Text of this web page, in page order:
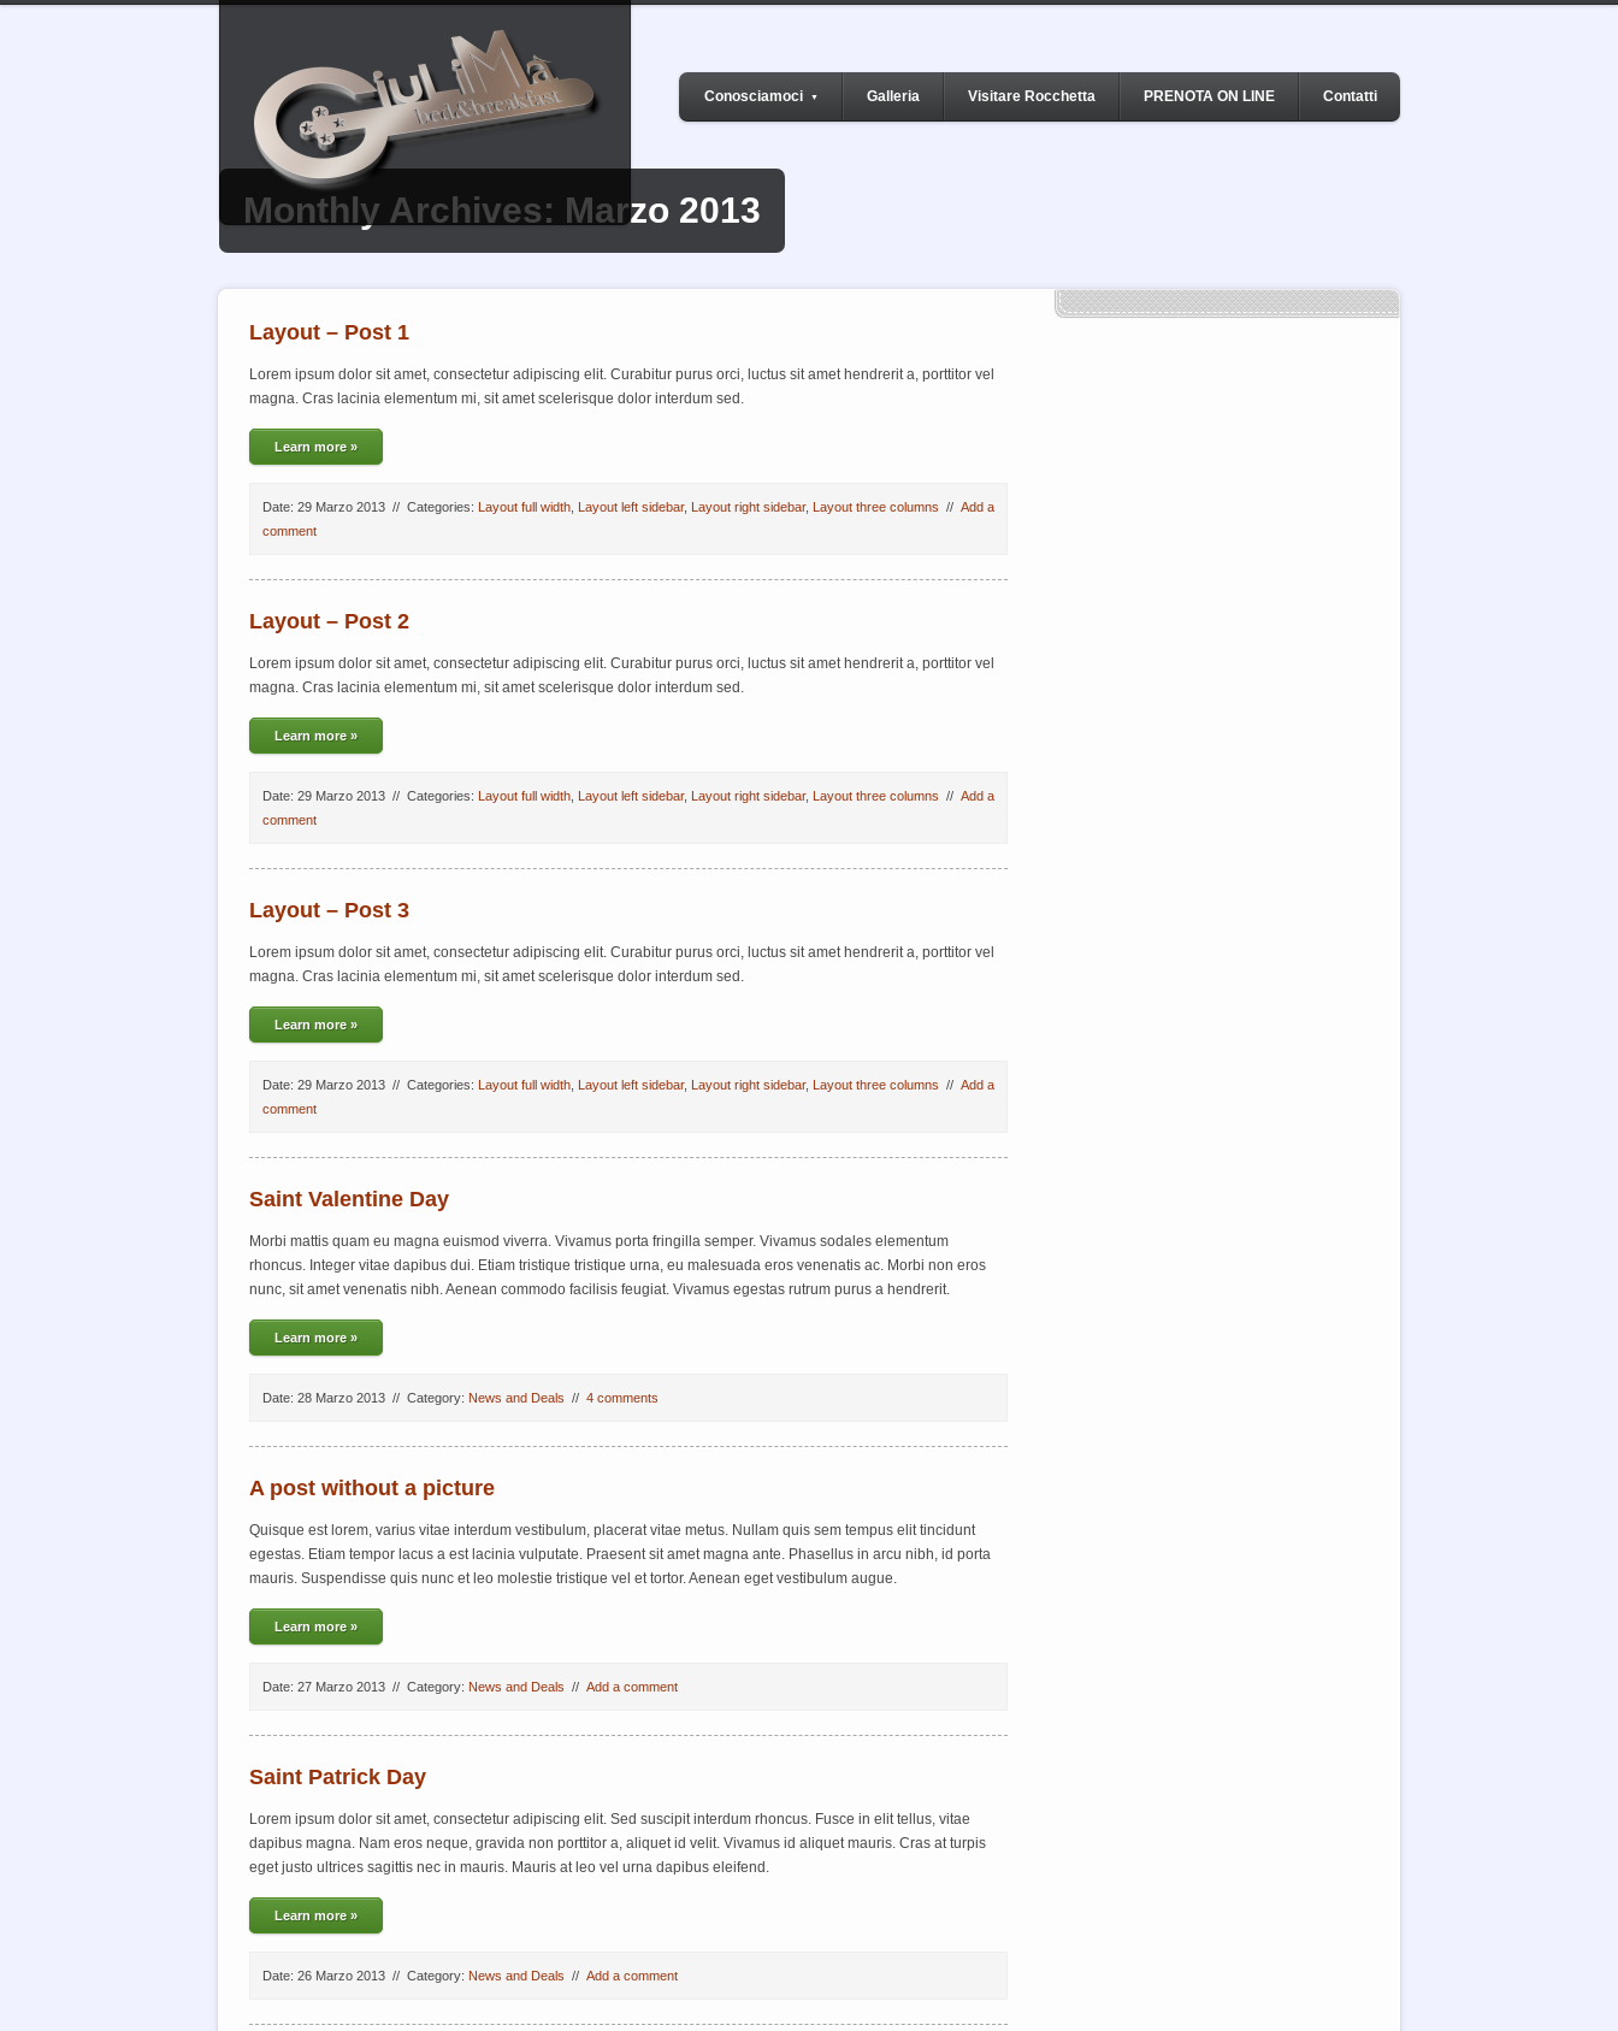
Monthly Archives: Marzo 2013
Conosciamoci ▼ Galleria Visitare Rocchetta PRENOTA ON LINE Contatti
Layout – Post 1
Lorem ipsum dolor sit amet, consectetur adipiscing elit. Curabitur purus orci, luctus sit amet hendrerit a, porttitor vel
magna. Cras lacinia elementum mi, sit amet scelerisque dolor interdum sed.
Learn more »
Date: 29 Marzo 2013 // Categories: Layout full width Layout left sidebar, Layout right sidebar, Layout three columns // Add a
comment
Layout – Post 2
Lorem ipsum dolor sit amet, consectetur adipiscing elit. Curabitur purus orci, luctus sit amet hendrerit a, porttitor vel
magna. Cras lacinia elementum mi, sit amet scelerisque dolor interdum sed.
Learn more »
Date: 29 Marzo 2013 // Categories: Layout full width Layout left sidebar, Layout right sidebar, Layout three columns // Add a
comment
Layout – Post 3
Lorem ipsum dolor sit amet, consectetur adipiscing elit. Curabitur purus orci, luctus sit amet hendrerit a, porttitor vel
magna. Cras lacinia elementum mi, sit amet scelerisque dolor interdum sed.
Learn more »
Date: 29 Marzo 2013 // Categories: Layout full width Layout left sidebar, Layout right sidebar, Layout three columns // Add a
comment
Saint Valentine Day
Morbi mattis quam eu magna euismod viverra. Vivamus porta fringilla semper. Vivamus sodales elementum
rhoncus. Integer vitae dapibus dui. Etiam tristique tristique urna, eu malesuada eros venenatis ac. Morbi non eros
nunc, sit amet venenatis nibh. Aenean commodo facilisis feugiat. Vivamus egestas rutrum purus a hendrerit.
Learn more »
Date: 28 Marzo 2013 // Category: News and Deals // 4 comments
A post without a picture
Quisque est lorem, varius vitae interdum vestibulum, placerat vitae metus. Nullam quis sem tempus elit tincidunt
egestas. Etiam tempor lacus a est lacinia vulputate. Praesent sit amet magna ante. Phasellus in arcu nibh, id porta
mauris. Suspendisse quis nunc et leo molestie tristique vel et tortor. Aenean eget vestibulum augue.
Learn more »
Date: 27 Marzo 2013 // Category: News and Deals // Add a comment
Saint Patrick Day
Lorem ipsum dolor sit amet, consectetur adipiscing elit. Sed suscipit interdum rhoncus. Fusce in elit tellus, vitae
dapibus magna. Nam eros neque, gravida non porttitor a, aliquet id velit. Vivamus id aliquet mauris. Cras at turpis
eget justo ultrices sagittis nec in mauris. Mauris at leo vel urna dapibus eleifend.
Learn more »
Date: 26 Marzo 2013 // Category: News and Deals // Add a comment